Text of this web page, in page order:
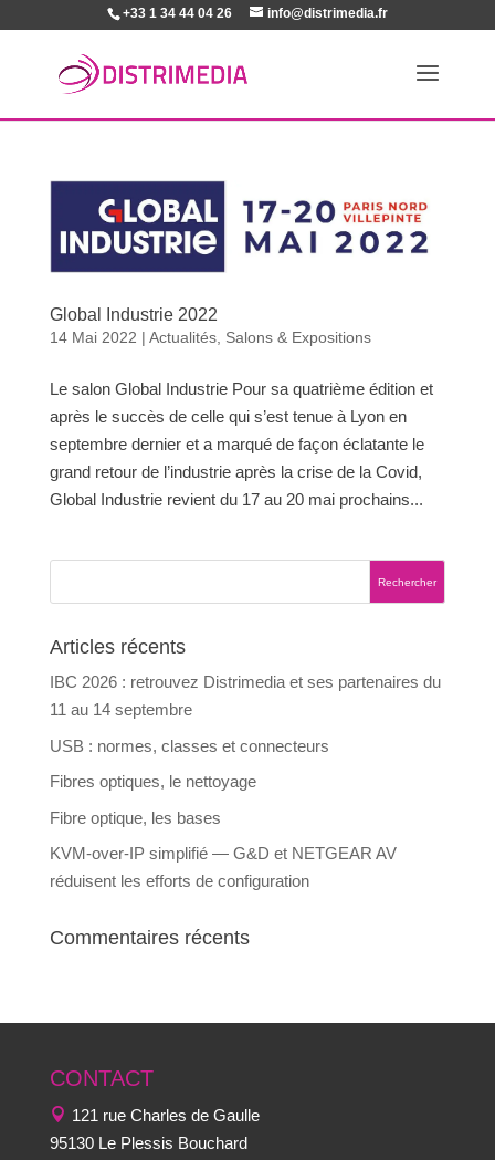
+33 1 34 44 04 26 info@distrimedia.fr
Global Industrie 2022
14 Mai 2022 | Actualités, Salons & Expositions
Le salon Global Industrie Pour sa quatrième édition et
après le succès de celle qui s’est tenue à Lyon en
septembre dernier et a marqué de façon éclatante le
grand retour de l’industrie après la crise de la Covid,
Global Industrie revient du 17 au 20 mai prochains...
Articles récents
IBC 2026 : retrouvez Distrimedia et ses partenaires du
11 au 14 septembre
USB : normes, classes et connecteurs
Fibres optiques, le nettoyage
Fibre optique, les bases
KVM-over-IP simplifié — G&D et NETGEAR AV
réduisent les efforts de configuration
Commentaires récents
CONTACT
121 rue Charles de Gaulle
95130 Le Plessis Bouchard